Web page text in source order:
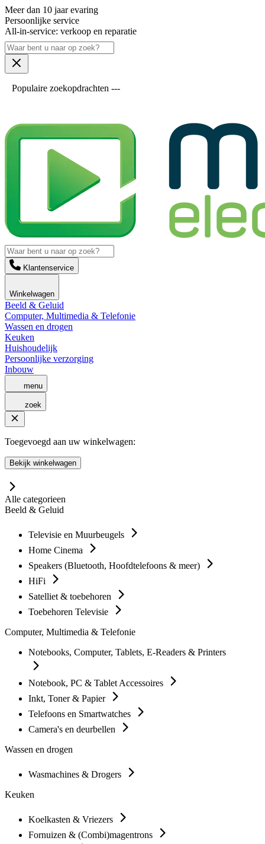
Meer dan 10 jaar evaring
Persoonlijke service
All-in-service: verkoop en reparatie
Populaire zoekopdrachten ---
Klantenservice
Winkelwagen
Beeld & Geluid
Computer, Multimedia & Telefonie
Wassen en drogen
Keuken
Huishoudelijk
Persoonlijke verzorging
Inbouw
menu
zoek
Toegevoegd aan uw winkelwagen:
Bekijk winkelwagen
Alle categorieen
Beeld & Geluid
Televisie en Muurbeugels
Home Cinema
Speakers (Bluetooth, Hoofdtelefoons & meer)
HiFi
Satelliet & toebehoren
Toebehoren Televisie
Computer, Multimedia & Telefonie
Notebooks, Computer, Tablets, E-Readers & Printers
Notebook, PC & Tablet Accessoires
Inkt, Toner & Papier
Telefoons en Smartwatches
Camera's en deurbellen
Wassen en drogen
Wasmachines & Drogers
Keuken
Koelkasten & Vriezers
Fornuizen & (Combi)magentrons